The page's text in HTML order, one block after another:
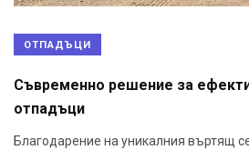
ОТПАДЪЦИ
Съвременно решение за
отпадъци
Благодарение на уникалния въртящ